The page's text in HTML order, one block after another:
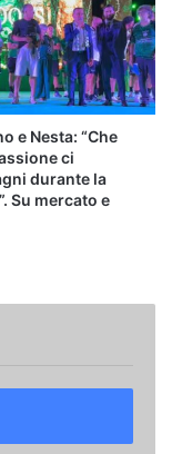
e Nesta: “Che
ci
durante la
Su mercato e